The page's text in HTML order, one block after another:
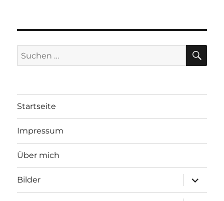
Suchen
nach:
Startseite
Impressum
Über mich
Bilder
öffnen